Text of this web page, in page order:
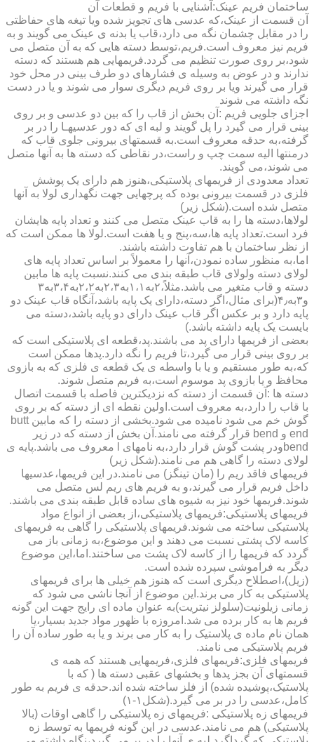
ساختمان فریم عینک:آشنایی با فریم و قطعات آن
آن قسمت از عینک،که عدسی های تجویز شده ویا تیغه های حفاظتی
را در مقابل چشمان نگه می دارد،قاب یا بدنه ی عینک می گویند و به
فریم نیز معروف است.فریم،توسط دسته هایی که به آن متصل می
شود،بر روی صورت تنظیم می گردد.فریمهایی هم هستند که دسته
ندارند و در عوض به وسیله ی فشارهای دو طرف بینی در محل خود
قرار می گیرند ویا بر روی فریم دیگری سوار می شوند و یا در دست
نگه داشته می شوند
اجزای جلویی فریم :آن بخش از قاب را که بین دو عدسی و بر روی
بینی قرار می گیرد را پل گویند و لبه ای که دور عدسیهـا را در بر
گرفته،به حدقه معروف است.به قسمتهای بیرونی جلوی قاب که
درمنتها الیه سمت چپ و راست،در نقاطی که دسته ها به آنها متصل
می شوند،می گویند.
تعداد معدودی از فریمهای پلاستیکی،هنوز هم دارای یک پوشش
فلزی در قسمت بیرونی بوده که پرچهایی جهت نگهداری لولا به آنها
متصل شده است.(شکل زیر)
لولاها،دسته ها را به قاب عینک متصل می کنند و تعداد پایه هایشان
فرد است.تعداد پایه ها،سه،پنج و یا هفت است.لولا ها ممکن است که
از نظر ساختمان با هم تفاوت داشته باشند.
اما،به منظور ساده نمودن،آنها را معمولاً بر اساس تعداد پایه های
لولای دسته ولولای قاب طبقه بندی می کنند.نسبت پایه ها مابین
دسته و قاب متغیر می باشد.مثلاً،۲به۱،۱به۲،۳به۲،۲به۳،۴به۳
و۳به۴٫(برای مثال،اگر دسته،دارای یک پایه باشد،آنگاه قاب عینک دو
پایه دارد و بر عکس اگر قاب عینک دارای دو پایه باشد،دسته می
بایست یک پایه داشته باشد.)
بعضی از فریمها دارای پد می باشند.پد،قطعه ای پلاستیکی است که
بر روی بینی قرار می گیرد،تا فریم را نگه دارد.پدها ممکن است
که،به طور مستقیم و یا با واسطه ی یک قطعه ی فلزی که به بازوی
محافظ و یا بازوی پد موسوم است،به فریم متصل شوند.
دسته ها :آن قسمت از دسته که نزدیکترین فاصله با قسمت اتصال
با قاب را دارد،به معروف است.اولین نقطه ای از دسته که بر روی
گوش خم می شود نامیده می شود.بخشی از دسته را که مابین butt
end و bend قرار گرفته می نامند.آن بخش از دسته که در زیر
bendودر پشت گوش قرار دارد،به نامهای l معروف می باشد.پایه ی
لولای دسته را گاهی هم می نامند.(شکل زیر)
فریمهای فاقد ریم را (مان تینگز) می نامند.در این فریمها،عدسیها
داخل فریم قرار می گیرند،و به فریم های ریم لس متصل می
شوند.فریمها خود نیز به شیوه های ساده قابل طبقه بندی می باشند.
فریمهای پلاستیکی:فریمهای پلاستیکی،از بعضی از انواع مواد
پلاستیکی ساخته می شوند.فریمهای پلاستیکی را گاهی به فریمهای
کاسه لاک پشتی نسبت می دهند و این موضوع،به زمانی باز می
گردد که فریمها را از کاسه لاک پشت می ساختند.اما،این موضوع
دیگر به فراموشی سپرده شده است.
(زیل)،اصطلاح دیگری است که هنوز هم خیلی ها برای فریمهای
پلاستیکی به کار می برند.این موضوع از آنجا ناشی می شود که
زمانی زیلونیت(سلولز نیتریت)به عنوان ماده ای رایج جهت این گونه
فریم ها به کار برده می شد.امروزه با ظهور مواد جدید بسیار،یا
همان نام ماده ی پلاستیک را به کار می برند و یا به طور ساده آن را
فریم پلاستیکی می نامند.
فریمهای فلزی:فریمهای فلزی،فریمهایی هستند که همه ی
قسمتهای آن بجز پدها و بخشهای عقبی دسته ها ( که با
پلاستیک،پوشیده شده) از فلز ساخته شده اند.حدقه ی فریم به طور
کامل،عدسی را در بر می گیرد.(شکل۱-۱)
فریمهای زه پلاستیکی :فریمهای زه پلاستیکی را گاهی اوقات (بالا
پلاستیکی) هم می نامند.عدسی در این گونه فریمها به توسط زه